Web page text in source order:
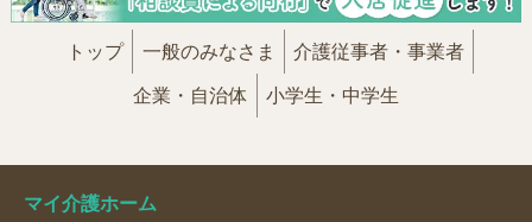
トップ 一般のみなさま 介護従事者・事業者
企業・自治体 小学生・中学生
マイ介護ホーム